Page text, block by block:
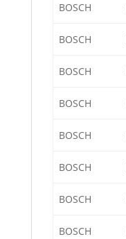
BOSCH
BOSCH
BOSCH
BOSCH
BOSCH
BOSCH
BOSCH
BOSCH